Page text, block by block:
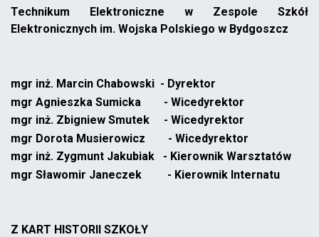
Technikum Elektroniczne w Zespole Szkół
Elektronicznych im. Wojska Polskiego w Bydgoszcz
mgr inż. Marcin Chabowski - Dyrektor
mgr Agnieszka Sumicka - Wicedyrektor
mgr inż. Zbigniew Smutek - Wicedyrektor
mgr Dorota Musierowicz - Wicedyrektor
mgr inż. Zygmunt Jakubiak - Kierownik Warsztatów
mgr Sławomir Janeczek - Kierownik Internatu
Z KART HISTORII SZKOŁY